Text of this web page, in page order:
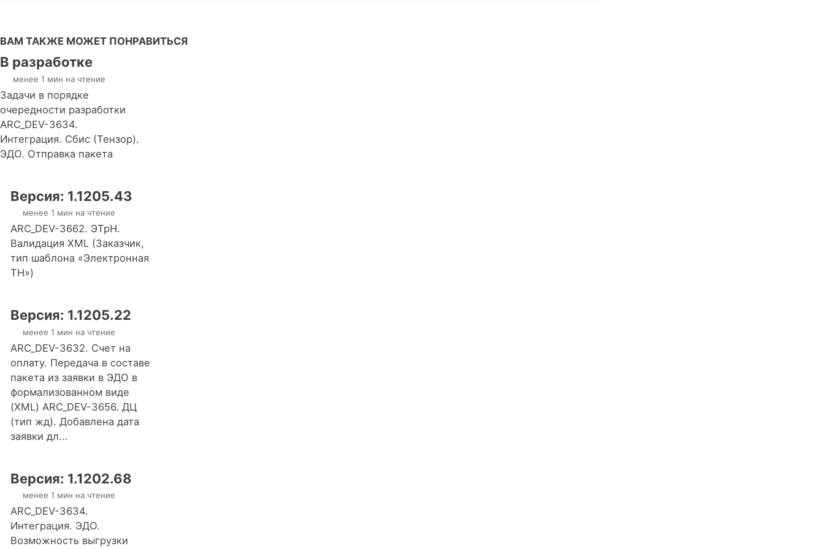
ВАМ ТАКЖЕ МОЖЕТ ПОНРАВИТЬСЯ
В разработке
менее 1 мин на чтение
Задачи в порядке
очередности разработки
ARC_DEV-3634.
Интеграция. Сбис (Тензор).
ЭДО. Отправка пакета
Версия: 1.1205.43
менее 1 мин на чтение
ARC_DEV-3662. ЭТрН.
Валидация XML (Заказчик,
тип шаблона «Электронная
ТН»)
Версия: 1.1205.22
менее 1 мин на чтение
ARC_DEV-3632. Счет на
оплату. Передача в составе
пакета из заявки в ЭДО в
формализованном виде
(XML) ARC_DEV-3656. ДЦ
(тип жд). Добавлена дата
заявки дл...
Версия: 1.1202.68
менее 1 мин на чтение
ARC_DEV-3634.
Интеграция. ЭДО.
Возможность выгрузки